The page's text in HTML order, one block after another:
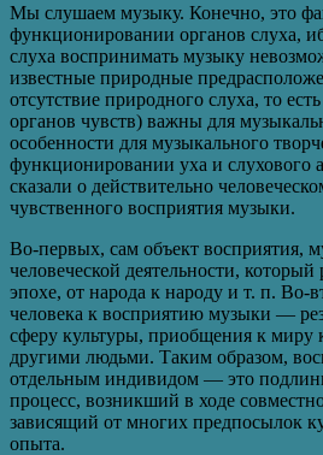
Мы слушаем музыку. Конечно, это
функционировании органов слуха,
слуха воспринимать музыку
известные природные
отсутствие природного слуха, то
органов чувств) важны для
особенности для музыкального
функционировании уха и слухового
сказали о действительно
чувственного восприятия музыки.
Во-первых, сам объект восприятия,
человеческой деятельности, который
эпохе, от народа к народу и т. п. Во-
человека к восприятию музыки —
сферу культуры, приобщения к миру
другими людьми. Таким образом,
отдельным индивидом — это
процесс, возникший в ходе
зависящий от многих предпосылок
опыта.